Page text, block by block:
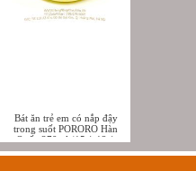
Bát ăn trẻ em có nắp đậy
trong suốt PORORO Hàn
Quốc 370ml (15 * 12 *
5.5cm)